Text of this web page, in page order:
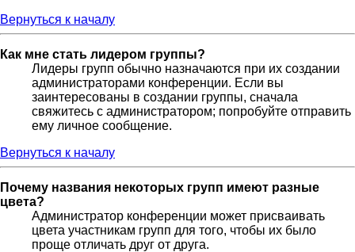
Вернуться к началу
Как мне стать лидером группы?
Лидеры групп обычно назначаются при их создании
администраторами конференции. Если вы
заинтересованы в создании группы, сначала
свяжитесь с администратором; попробуйте отправить
ему личное сообщение.
Вернуться к началу
Почему названия некоторых групп имеют разные
цвета?
Администратор конференции может присваивать
цвета участникам групп для того, чтобы их было
проще отличать друг от друга.